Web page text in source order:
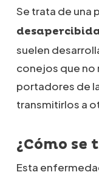
Se trata de una
suelen
conejos que no
portadores de
transmitirlos a
¿Cómo se
Esta